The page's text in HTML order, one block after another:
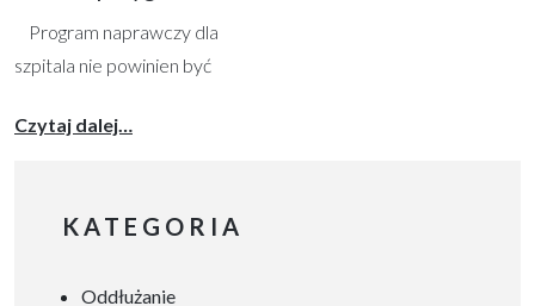
Program naprawczy dla
szpitala nie powinien być
formalny dokument
organu tworzącego. Dobrze
naprawczy może stać się
Czytaj dalej…
KATEGORIA
Oddłużanie